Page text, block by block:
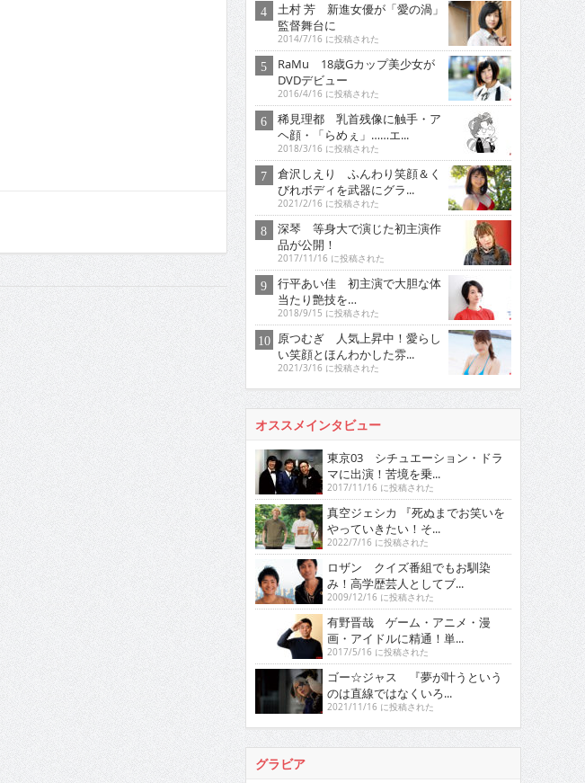
土村 芳 新進女優が「愛の渦」
監督舞台に
2014/7/16 に投稿された
RaMu 18歳Gカップ美少女が
DVDデビュー
2016/4/16 に投稿された
稀見理都 乳首残像に触手・ア
ヘ顔・「らめぇ」……エ...
2018/3/16 に投稿された
倉沢しえり ふんわり笑顔＆く
びれボディを武器にグラ...
2021/2/16 に投稿された
深琴 等身大で演じた初主演作
品が公開！
2017/11/16 に投稿された
行平あい佳 初主演で大胆な体
当たり艶技を…
2018/9/15 に投稿された
原つむぎ 人気上昇中！愛らし
い笑顔とほんわかした雰...
2021/3/16 に投稿された
オススメインタビュー
東京03 シチュエーション・ドラ
マに出演！苦境を乗...
2017/11/16 に投稿された
真空ジェシカ 『死ぬまでお笑いを
やっていきたい！そ...
2022/7/16 に投稿された
ロザン クイズ番組でもお馴染
み！高学歴芸人としてブ...
2009/12/16 に投稿された
有野晋哉 ゲーム・アニメ・漫
画・アイドルに精通！単...
2017/5/16 に投稿された
ゴー☆ジャス 『夢が叶うという
のは直線ではなくいろ...
2021/11/16 に投稿された
グラビア